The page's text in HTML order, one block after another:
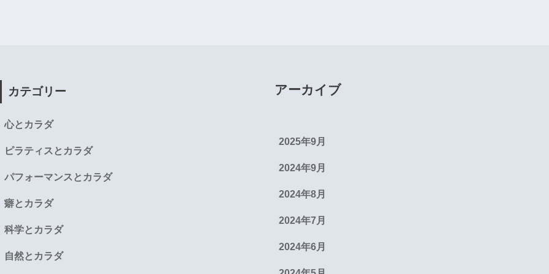
カテゴリー
心とカラダ
ピラティスとカラダ
パフォーマンスとカラダ
癖とカラダ
科学とカラダ
自然とカラダ
アーカイブ
2025年9月
2024年9月
2024年8月
2024年7月
2024年6月